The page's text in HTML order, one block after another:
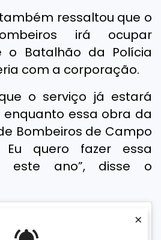
×
ressaltou que o
irá ocupar
o Batalhão da Polícia
com a corporação.
o serviço já estará
essa obra da
Bombeiros de Campo
quero fazer essa
este ano”, disse o